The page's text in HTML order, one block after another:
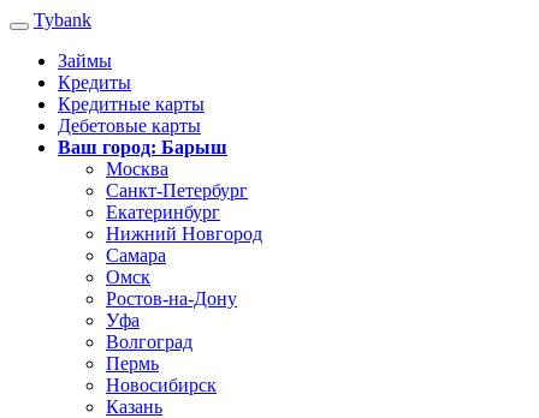
Tybank
Займы
Кредиты
Кредитные карты
Дебетовые карты
Ваш город: Барыш
Москва
Санкт-Петербург
Екатеринбург
Нижний Новгород
Самара
Омск
Ростов-на-Дону
Уфа
Волгоград
Пермь
Новосибирск
Казань